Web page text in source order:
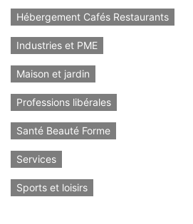
Hébergement Cafés Restaurants
Industries et PME
Maison et jardin
Professions libérales
Santé Beauté Forme
Services
Sports et loisirs